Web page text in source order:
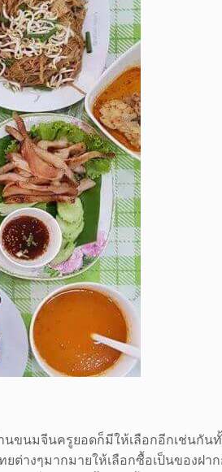
ขนมจีนครูยอดก็มีให้เลือกอีกเช่นกั
ต่างๆมากมายให้เลือกซื้อเป็นของ